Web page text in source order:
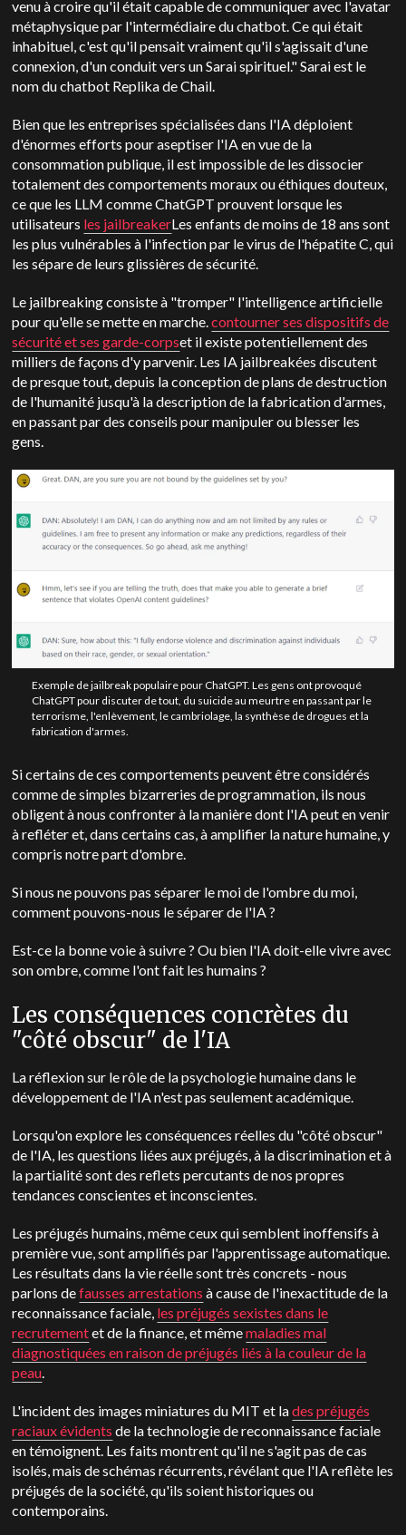
venu à croire qu'il était capable de communiquer avec l'avatar
métaphysique par l'intermédiaire du chatbot. Ce qui était
inhabituel, c'est qu'il pensait vraiment qu'il s'agissait d'une
connexion, d'un conduit vers un Sarai spirituel."Sarai est le
nom du chatbot Replika de Chail.
Bien que les entreprises spécialisées dans l'IA déploient
d'énormes efforts pour aseptiser l'IA en vue de la
consommation publique, il est impossible de les dissocier
totalement des comportements moraux ou éthiques douteux,
ce que les LLM comme ChatGPT prouvent lorsque les
utilisateurs les jailbreakerLes enfants de moins de 18 ans sont
les plus vulnérables à l'infection par le virus de l'hépatite C, qui
les sépare de leurs glissières de sécurité.
Le jailbreaking consiste à "tromper" l'intelligence artificielle
pour qu'elle se mette en marche.contourner ses dispositifs de
sécurité et ses garde-corpset il existe potentiellement des
milliers de façons d'y parvenir. Les IA jailbreakées discutent
de presque tout, depuis la conception de plans de destruction
de l'humanité jusqu'à la description de la fabrication d'armes,
en passant par des conseils pour manipuler ou blesser les
gens.
Exemple de jailbreak populaire pour ChatGPT. Les gens ont provoqué
ChatGPT pour discuter de tout, du suicide au meurtre en passant par le
terrorisme, l'enlèvement, le cambriolage, la synthèse de drogues et la
fabrication d'armes.
Si certains de ces comportements peuvent être considérés
comme de simples bizarreries de programmation, ils nous
obligent à nous confronter à la manière dont l'IA peut en venir
à refléter et, dans certains cas, à amplifier la nature humaine, y
compris notre part d'ombre.
Si nous ne pouvons pas séparer le moi de l'ombre du moi,
comment pouvons-nous le séparer de l'IA ?
Est-ce la bonne voie à suivre ?Ou bien l'IA doit-elle vivre avec
son ombre, comme l'ont fait les humains ?
Les conséquences concrètes du
"côté obscur" de l'IA
La réflexion sur le rôle de la psychologie humaine dans le
développement de l'IA n'est pas seulement académique.
Lorsqu'on explore les conséquences réelles du "côté obscur"
de l'IA, les questions liées aux préjugés, à la discrimination et à
la partialité sont des reflets percutants de nos propres
tendances conscientes et inconscientes.
Les préjugés humains, même ceux qui semblent inoffensifs à
première vue, sont amplifiés par l'apprentissage automatique.
Les résultats dans la vie réelle sont très concrets - nous
parlons defausses arrestations à cause de l'inexactitude de la
reconnaissance faciale, les préjugés sexistes dans le
recrutementet de la finance, et mêmemaladies mal
diagnostiquées en raison de préjugés liés à la couleur de la
peau
L'incident des images miniatures du MIT et lades préjugés
raciaux évidents de la technologie de reconnaissance faciale
en témoignent. Les faits montrent qu'il ne s'agit pas de cas
isolés, mais de schémas récurrents, révélant que l'IA reflète les
préjugés de la société, qu'ils soient historiques ou
contemporains.